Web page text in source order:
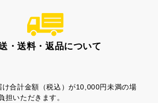
三笠山どら焼き
・送料・返品について
合計金額（税込）が10,000円未満の場
担いただきます。